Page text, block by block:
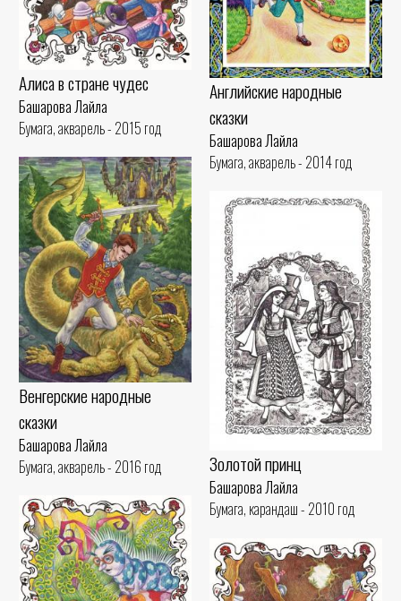
Алиса в стране чудес
Башарова Лайла
Бумага, акварель - 2015 год
Английские народные
сказки
Башарова Лайла
Бумага, акварель - 2014 год
Венгерские народные
сказки
Башарова Лайла
Бумага, акварель - 2016 год
Золотой принц
Башарова Лайла
Бумага, карандаш - 2010 год